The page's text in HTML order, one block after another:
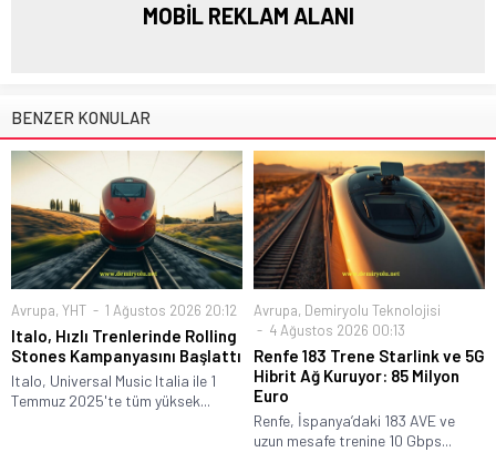
MOBİL REKLAM ALANI
BENZER KONULAR
Avrupa, YHT 1 Ağustos 2026 20:12
Italo, Hızlı Trenlerinde Rolling
Stones Kampanyasını Başlattı
Italo, Universal Music Italia ile 1
Temmuz 2025'te tüm yüksek...
Avrupa, Demiryolu Teknolojisi
4 Ağustos 2026 00:13
Renfe 183 Trene Starlink ve 5G
Hibrit Ağ Kuruyor: 85 Milyon
Euro
Renfe, İspanya’daki 183 AVE ve
uzun mesafe trenine 10 Gbps...